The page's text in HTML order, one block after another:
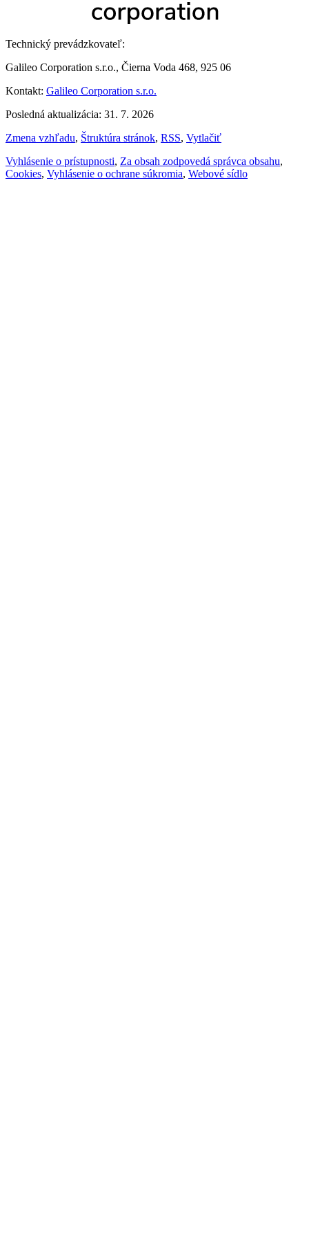
Technický prevádzkovateľ:
Galileo Corporation s.r.o., Čierna Voda 468, 925 06
Kontakt: Galileo Corporation s.r.o.
Posledná aktualizácia: 31. 7. 2026
Zmena vzhľadu, Štruktúra stránok, RSS, Vytlačiť
Vyhlásenie o prístupnosti, Za obsah zodpovedá správca obsahu,
Cookies, Vyhlásenie o ochrane súkromia, Webové sídlo